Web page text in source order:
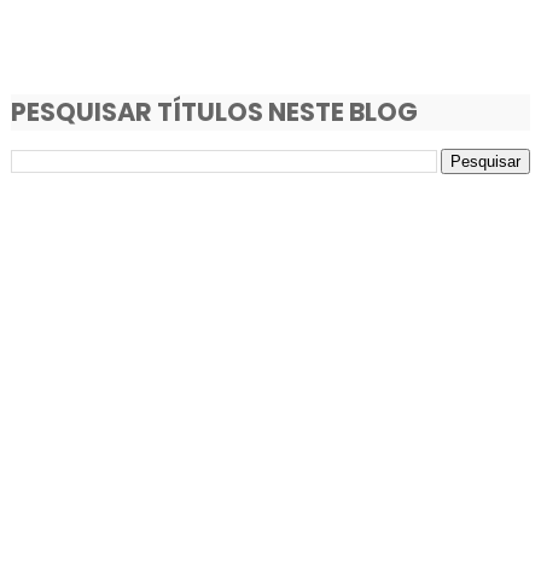
PESQUISAR TÍTULOS NESTE BLOG